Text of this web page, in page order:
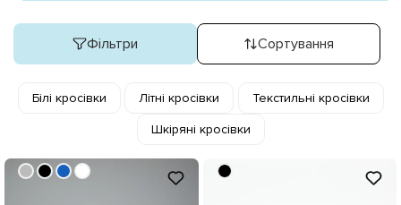
Фільтри Сортування
Білі кросівки Літні кросівки Текстильні кросівки
Шкіряні кросівки